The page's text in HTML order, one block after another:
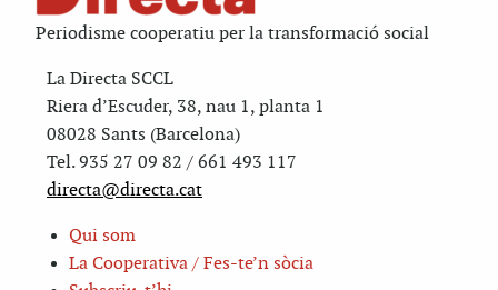
Periodisme cooperatiu per la transformació social
La Directa SCCL
Riera d’Escuder, 38, nau 1, planta 1
08028 Sants (Barcelona)
Tel. 935 27 09 82 / 661 493 117
directa@directa.cat
Qui som
La Cooperativa / Fes-te’n sòcia